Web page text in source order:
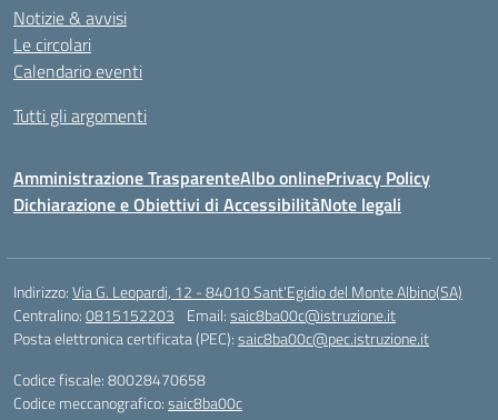
Notizie & avvisi
Le circolari
Calendario eventi
Tutti gli argomenti
Amministrazione TrasparenteAlbo onlinePrivacy Policy
Dichiarazione e Obiettivi di AccessibilitàNote legali
Indirizzo:Via G. Leopardi, 12 - 84010 Sant’Egidio del Monte Albino(SA)
Centralino:0815152203 Email:saic8ba00c@istruzione.it
Posta elettronica certificata (PEC):saic8ba00c@pec.istruzione.it
Codice fiscale: 80028470658
Codice meccanografico:saic8ba00c